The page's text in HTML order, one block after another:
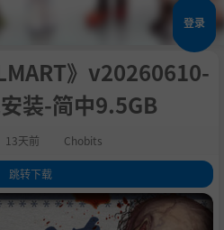
登录
》v20260610-
装-简中9.5GB
13天前 Chobits
跳转下载